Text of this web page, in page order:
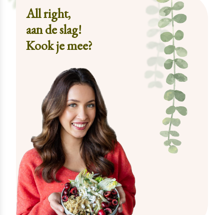
All right,
aan de slag!
Kook je mee?